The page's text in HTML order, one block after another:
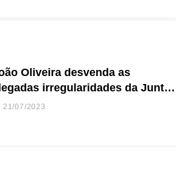
Oliveira desvenda as
irregularidades da Junta
Freguesia S. João de Ver
21/07/2023